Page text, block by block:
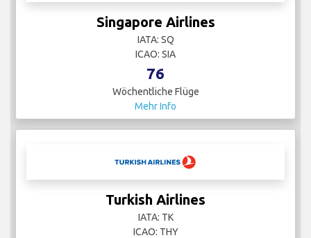
Singapore Airlines
IATA: SQ
ICAO: SIA
76
Wöchentliche Flüge
Mehr Info
Turkish Airlines
IATA: TK
ICAO: THY